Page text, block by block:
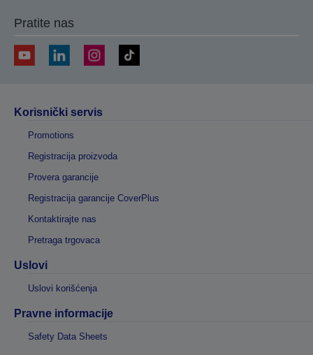
Pratite nas
Korisnički servis
Promotions
Registracija proizvoda
Provera garancije
Registracija garancije CoverPlus
Kontaktirajte nas
Pretraga trgovaca
Uslovi
Uslovi korišćenja
Pravne informacije
Safety Data Sheets